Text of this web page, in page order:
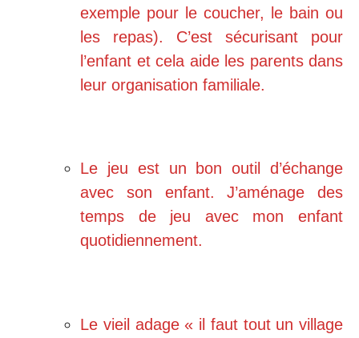
exemple pour le coucher, le bain ou
les repas). C’est sécurisant pour
l’enfant et cela aide les parents dans
leur organisation familiale.
Le jeu est un bon outil d’échange
avec son enfant. J’aménage des
temps de jeu avec mon enfant
quotidiennement.
Le vieil adage « il faut tout un village